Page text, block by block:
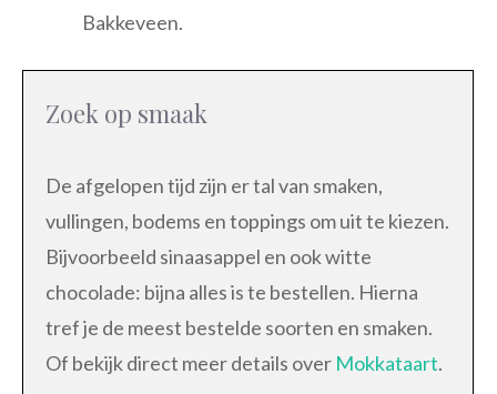
Bakkeveen.
Zoek op smaak
De afgelopen tijd zijn er tal van smaken,
vullingen, bodems en toppings om uit te kiezen.
Bijvoorbeeld sinaasappel en ook witte
chocolade: bijna alles is te bestellen. Hierna
tref je de meest bestelde soorten en smaken.
Of bekijk direct meer details over Mokkataart.